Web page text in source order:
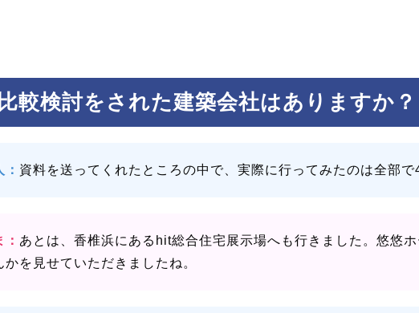
較検討をされた建築会社はありますか？
資料を送ってくれたところの中で、実際に行ってみたのは全部で
あとは、香椎浜にあるhit総合住宅展示場へも行きました。悠悠
かを見せていただきましたね。